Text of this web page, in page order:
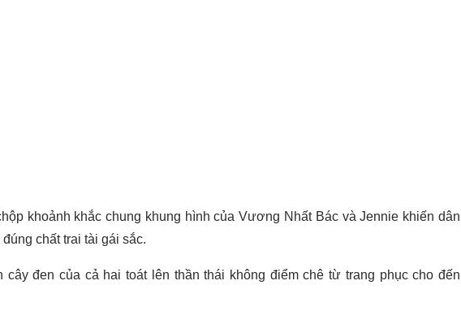
khoảnh khắc chung khung hình của Vương Nhất Bác và Jennie khiến dân
chất trai tài gái sắc.
cây đen của cả hai toát lên thần thái không điểm chê từ trang phục cho đến